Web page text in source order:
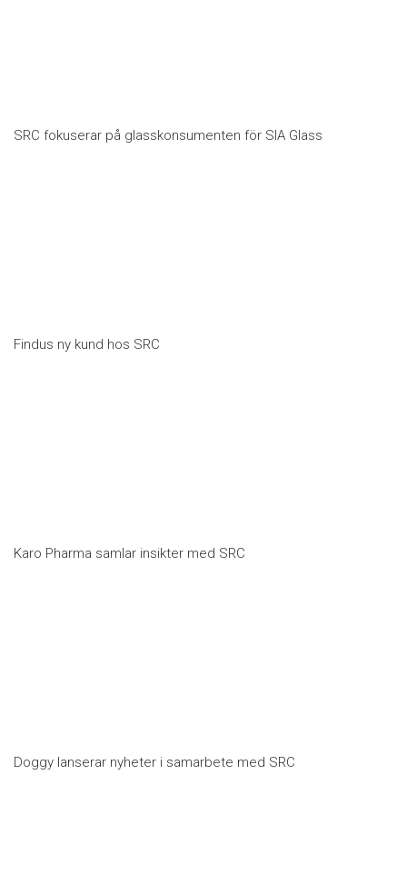
SRC fokuserar på glasskonsumenten för SIA Glass
Findus ny kund hos SRC
Karo Pharma samlar insikter med SRC
Doggy lanserar nyheter i samarbete med SRC